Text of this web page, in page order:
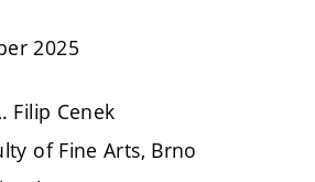
2025
Filip Cenek
of Fine Arts, Brno